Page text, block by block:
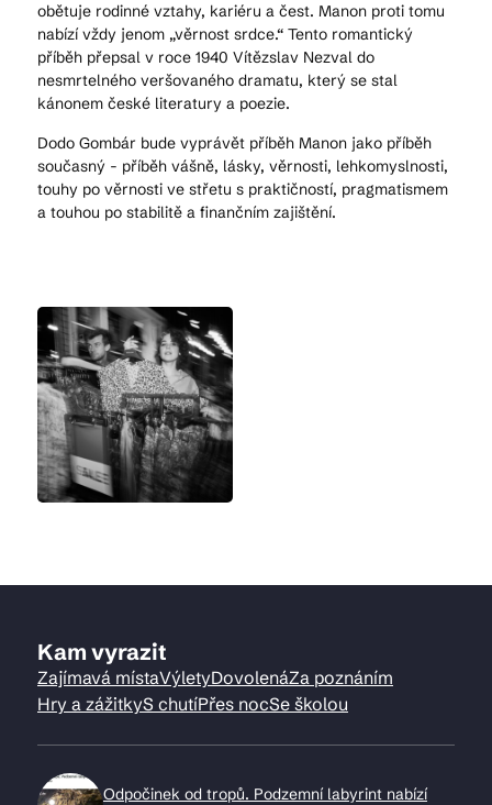
obětuje rodinné vztahy, kariéru a čest. Manon proti tomu
nabízí vždy jenom „věrnost srdce.“ Tento romantický
příběh přepsal v roce 1940 Vítězslav Nezval do
nesmrtelného veršovaného dramatu, který se stal
kánonem české literatury a poezie.
Dodo Gombár bude vyprávět příběh Manon jako příběh
současný - příběh vášně, lásky, věrnosti, lehkomyslnosti,
touhy po věrnosti ve střetu s praktičností, pragmatismem
a touhou po stabilitě a finančním zajištění.
Kam vyrazit
Zajímavá místaVýletyDovolenáZa poznáním
Hry a zážitkyS chutíPřes nocSe školou
Odpočinek od tropů. Podzemní labyrint nabízí